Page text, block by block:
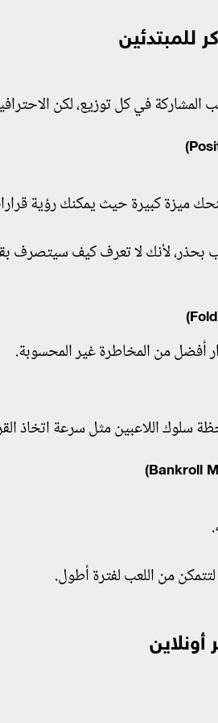
للمبتدئين
في كل توزيع، لكن
ميزة كبيرة حيث يمكنك رؤية
بحذر، لأنك لا تعرف كيف سيتصرف
أفضل من المخاطرة غير المحسوبة.
سلوك اللاعبين مثل سرعة اتخاذ
من اللعب لفترة أطول.
أونلاين